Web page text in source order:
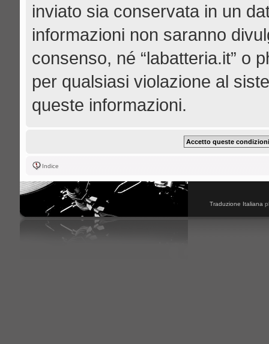
inviato sia conservata in un
informazioni non saranno
consenso, né “labatteria.it” o
per qualsiasi violazione al
queste informazioni.
Indice
Traduzione Italiana